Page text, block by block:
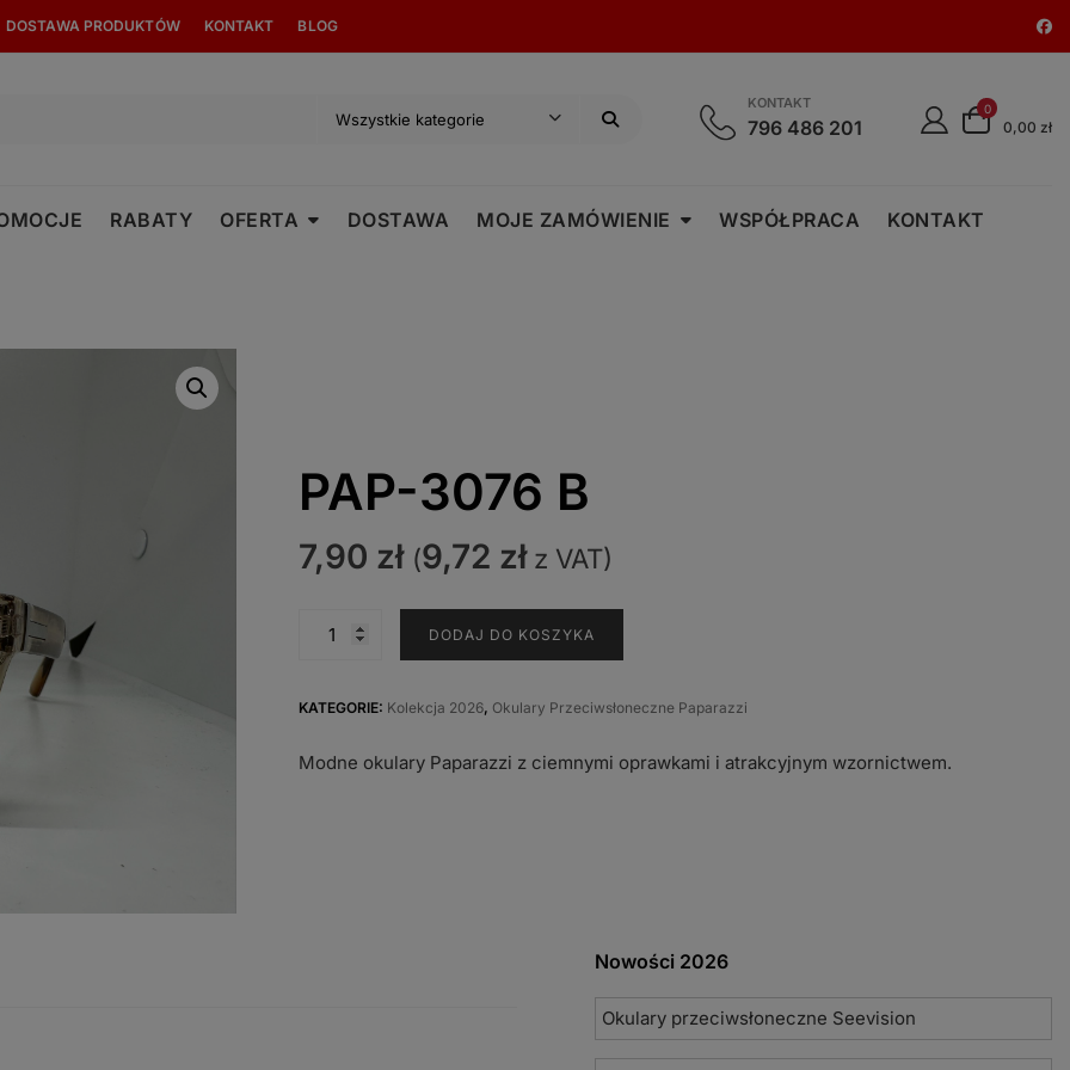
DOSTAWA PRODUKTÓW KONTAKT BLOG
KONTAKT
796 486 201
0
0,00 zł
RABATY OFERTA DOSTAWA MOJE ZAMÓWIENIE WSPÓŁPRACA KONTAKT
PAP-3076 B
7,90 zł (9,72 złz VAT)
B
DODAJ DO KOSZYKA
KATEGORIE: Kolekcja 2026, Okulary Przeciwsłoneczne Paparazzi
Modne okulary Paparazzi z ciemnymi oprawkami i atrakcyjnym wzornictwem.
Nowości 2026
Okulary przeciwsłoneczne Seevision